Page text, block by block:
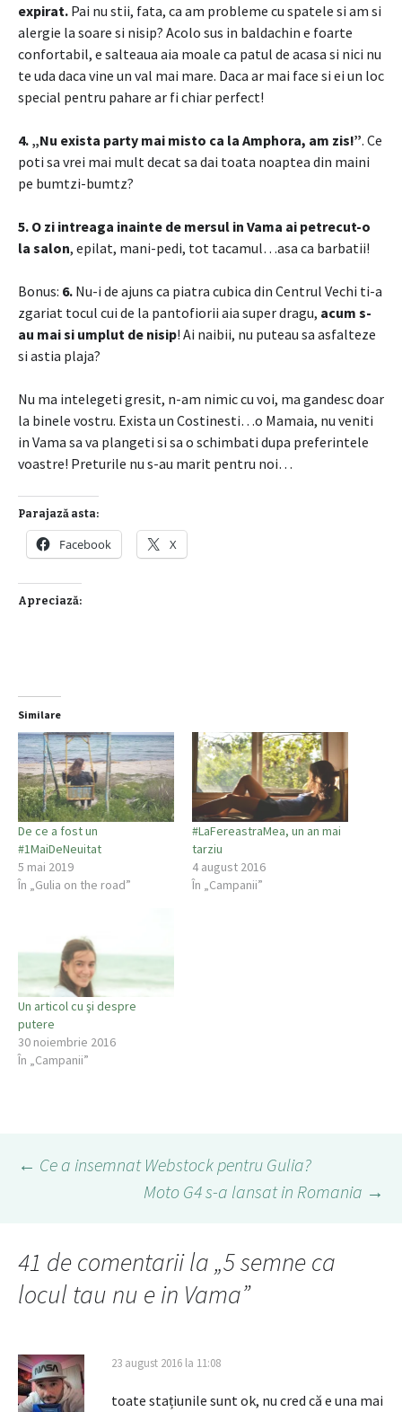
expirat. Pai nu stii, fata, ca am probleme cu spatele si am si
alergie la soare si nisip? Acolo sus in baldachin e foarte
confortabil, e salteaua aia moale ca patul de acasa si nici nu
te uda daca vine un val mai mare. Daca ar mai face si ei un loc
special pentru pahare ar fi chiar perfect!
4. „Nu exista party mai misto ca la Amphora, am zis!”. Ce
poti sa vrei mai mult decat sa dai toata noaptea din maini
pe bumtzi-bumtz?
5. O zi intreaga inainte de mersul in Vama ai petrecut-o
la salon, epilat, mani-pedi, tot tacamul…asa ca barbatii!
Bonus: 6. Nu-i de ajuns ca piatra cubica din Centrul Vechi ti-a
zgariat tocul cui de la pantofiorii aia super dragu, acum s-
au mai si umplut de nisip! Ai naibii, nu puteau sa asfalteze
si astia plaja?
Nu ma intelegeti gresit, n-am nimic cu voi, ma gandesc doar
la binele vostru. Exista un Costinesti…o Mamaia, nu veniti
in Vama sa va plangeti si sa o schimbati dupa preferintele
voastre! Preturile nu s-au marit pentru noi…
Parajază asta:
Facebook X
Apreciază:
Similare
De ce a fost un
#1MaiDeNeuitat
5 mai 2019
În „Gulia on the road”
#LaFereastraMea, un an mai
tarziu
4 august 2016
În „Campanii”
Un articol cu şi despre
putere
30 noiembrie 2016
În „Campanii”
Navigare
în
articol
← Ce a insemnat Webstock pentru Gulia?
Moto G4 s-a lansat in Romania →
41 de comentarii la „5 semne ca
locul tau nu e in Vama”
23 august 2016 la 11:08
toate stațiunile sunt ok, nu cred că e una mai